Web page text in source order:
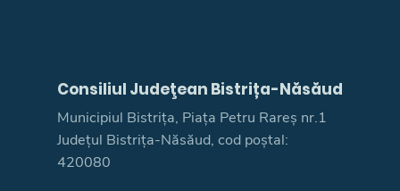
Consiliul Judeţean Bistrița-Năsăud
Municipiul Bistrița, Piața Petru Rareș nr.1
Județul Bistrița-Năsăud, cod poștal:
420080